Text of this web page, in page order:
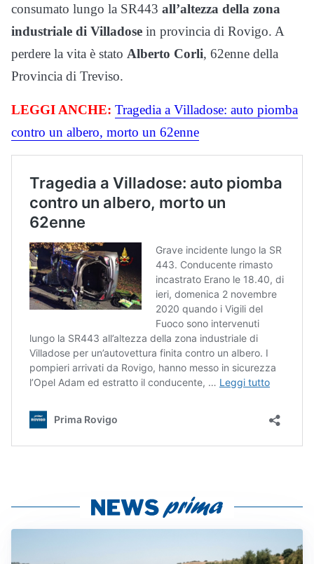
consumato lungo la SR443 all’altezza della zona
industriale di Villadose in provincia di Rovigo. A
perdere la vita è stato Alberto Corli, 62enne della
Provincia di Treviso.
LEGGI ANCHE: Tragedia a Villadose: auto piomba
contro un albero, morto un 62enne